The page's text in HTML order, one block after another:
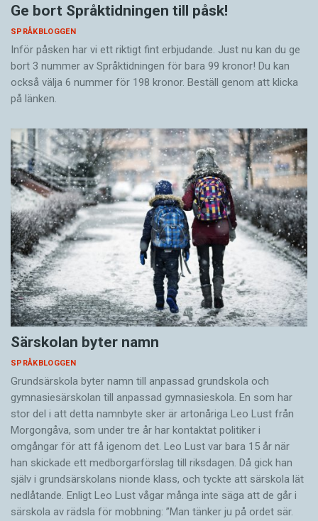
Ge bort Språktidningen till påsk!
SPRÅKBLOGGEN
Inför påsken har vi ett riktigt fint erbjudande. Just nu kan du ge
bort 3 nummer av Språktidningen för bara 99 kronor! Du kan
också välja 6 nummer för 198 kronor. Beställ genom att klicka
på länken.
Särskolan byter namn
SPRÅKBLOGGEN
Grundsärskola byter namn till anpassad grundskola och
gymnasiesärskolan till anpassad gymnasieskola. En som har
stor del i att detta namnbyte sker är artonåriga Leo Lust från
Morgongåva, som under tre år har kontaktat politiker i
omgångar för att få igenom det. Leo Lust var bara 15 år när
han skickade ett medborgarförslag till riksdagen. Då gick han
själv i grundsärskolans nionde klass, och tyckte att särskola lät
nedlåtande. Enligt Leo Lust vågar många inte säga att de går i
särskola av rädsla för mobbning: ”Man tänker ju på ordet sär.